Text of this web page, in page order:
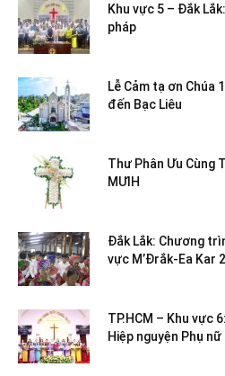
Khu vực 5 – Đắk
pháp
Lễ Cảm tạ ơn Chúa
đến Bạc Liêu
Thư Phân Ưu Cùng
MƯIH
Đắk Lắk: Chương
vực M’Đrắk-Ea Kar
TP.HCM – Khu vực
Hiệp nguyện Phụ nữ